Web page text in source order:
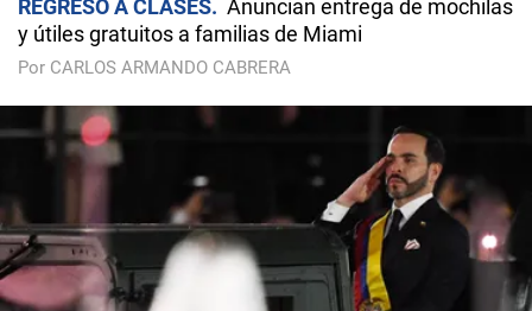
REGRESO A CLASES
Anuncian entrega de mochilas
y útiles gratuitos a familias de Miami
Por CARLOS ARMANDO CABRERA